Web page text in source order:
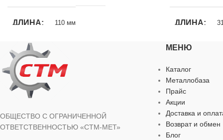
ДЛИНА 110 мм
МАТЕРИАЛ
НАЗНАЧЕНИЕ
ДЛИНА
МАТЕРИАЛ
По бетону
ОБЩЕСТВО С ОГРАНИЧЕННОЙ
ОТВЕТСТВЕННОСТЬЮ «СТМ-МЕТ»
МЕНЮ
Каталог
Металлобаза
Прайс
Акции
Доставка и
Возврат и обмен
Блог